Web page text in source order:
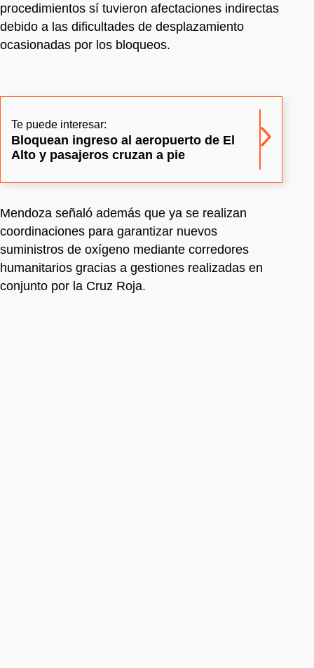
procedimientos sí tuvieron afectaciones indirectas
debido a las dificultades de desplazamiento
ocasionadas por los bloqueos.
Te puede interesar:
Bloquean ingreso al aeropuerto de El
Alto y pasajeros cruzan a pie
Mendoza señaló además que ya se realizan
coordinaciones para garantizar nuevos
suministros de oxígeno mediante corredores
humanitarios gracias a gestiones realizadas en
conjunto por la Cruz Roja.